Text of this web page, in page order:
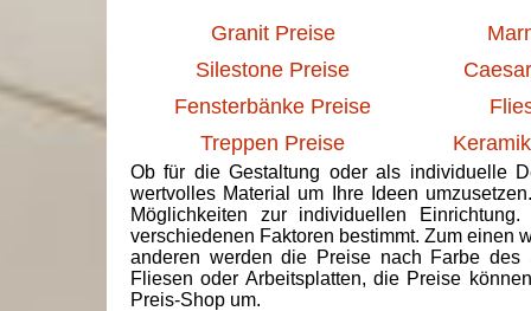
Granit Preise
Silestone Preise
Fensterbänke Preise
Treppen Preise
Ob für die Gestaltung oder als individuelle
wertvolles Material um Ihre Ideen
Möglichkeiten zur individuellen
verschiedenen Faktoren bestimmt. Zum einen
anderen werden die Preise nach Farbe des
Fliesen oder Arbeitsplatten, die Preise
Preis-Shop um.